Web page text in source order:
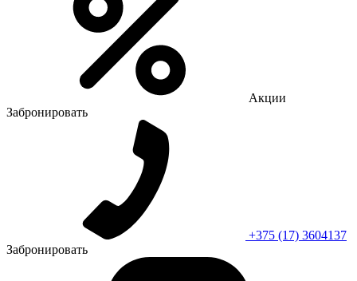
Акции
Забронировать
+375 (17) 3604137
Забронировать